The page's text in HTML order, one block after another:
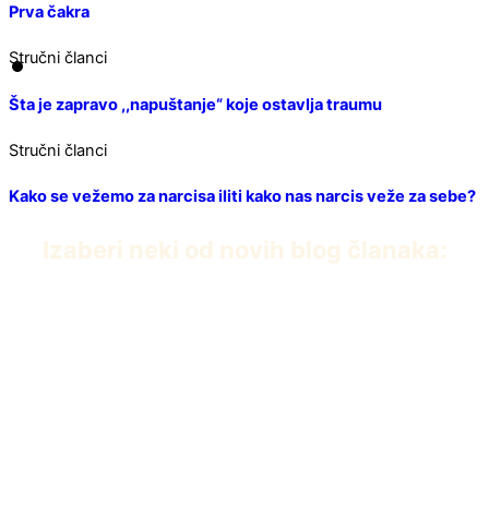
Prva čakra
Stručni članci
Šta je zapravo ,,napuštanje“ koje ostavlja traumu
Stručni članci
Kako se vežemo za narcisa iliti kako nas narcis veže za sebe?
Izaberi neki od novih blog članaka: